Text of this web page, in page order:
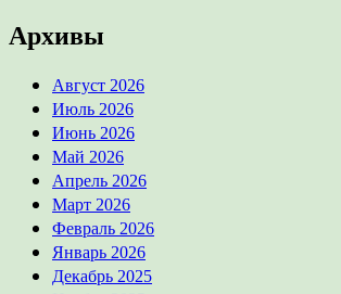
Архивы
Август 2026
Июль 2026
Июнь 2026
Май 2026
Апрель 2026
Март 2026
Февраль 2026
Январь 2026
Декабрь 2025